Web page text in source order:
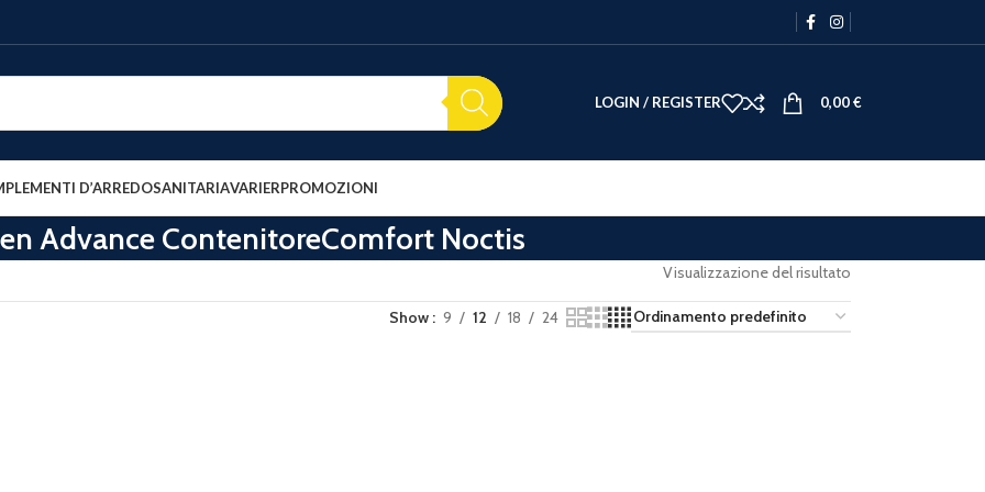
LOGIN / REGISTER 0,00€
D’ARREDOSANITARIAVARIERPROMOZIONI
Advance ContenitoreComfort Noctis
Visualizzazione del risultato
Show 9 12 18 24